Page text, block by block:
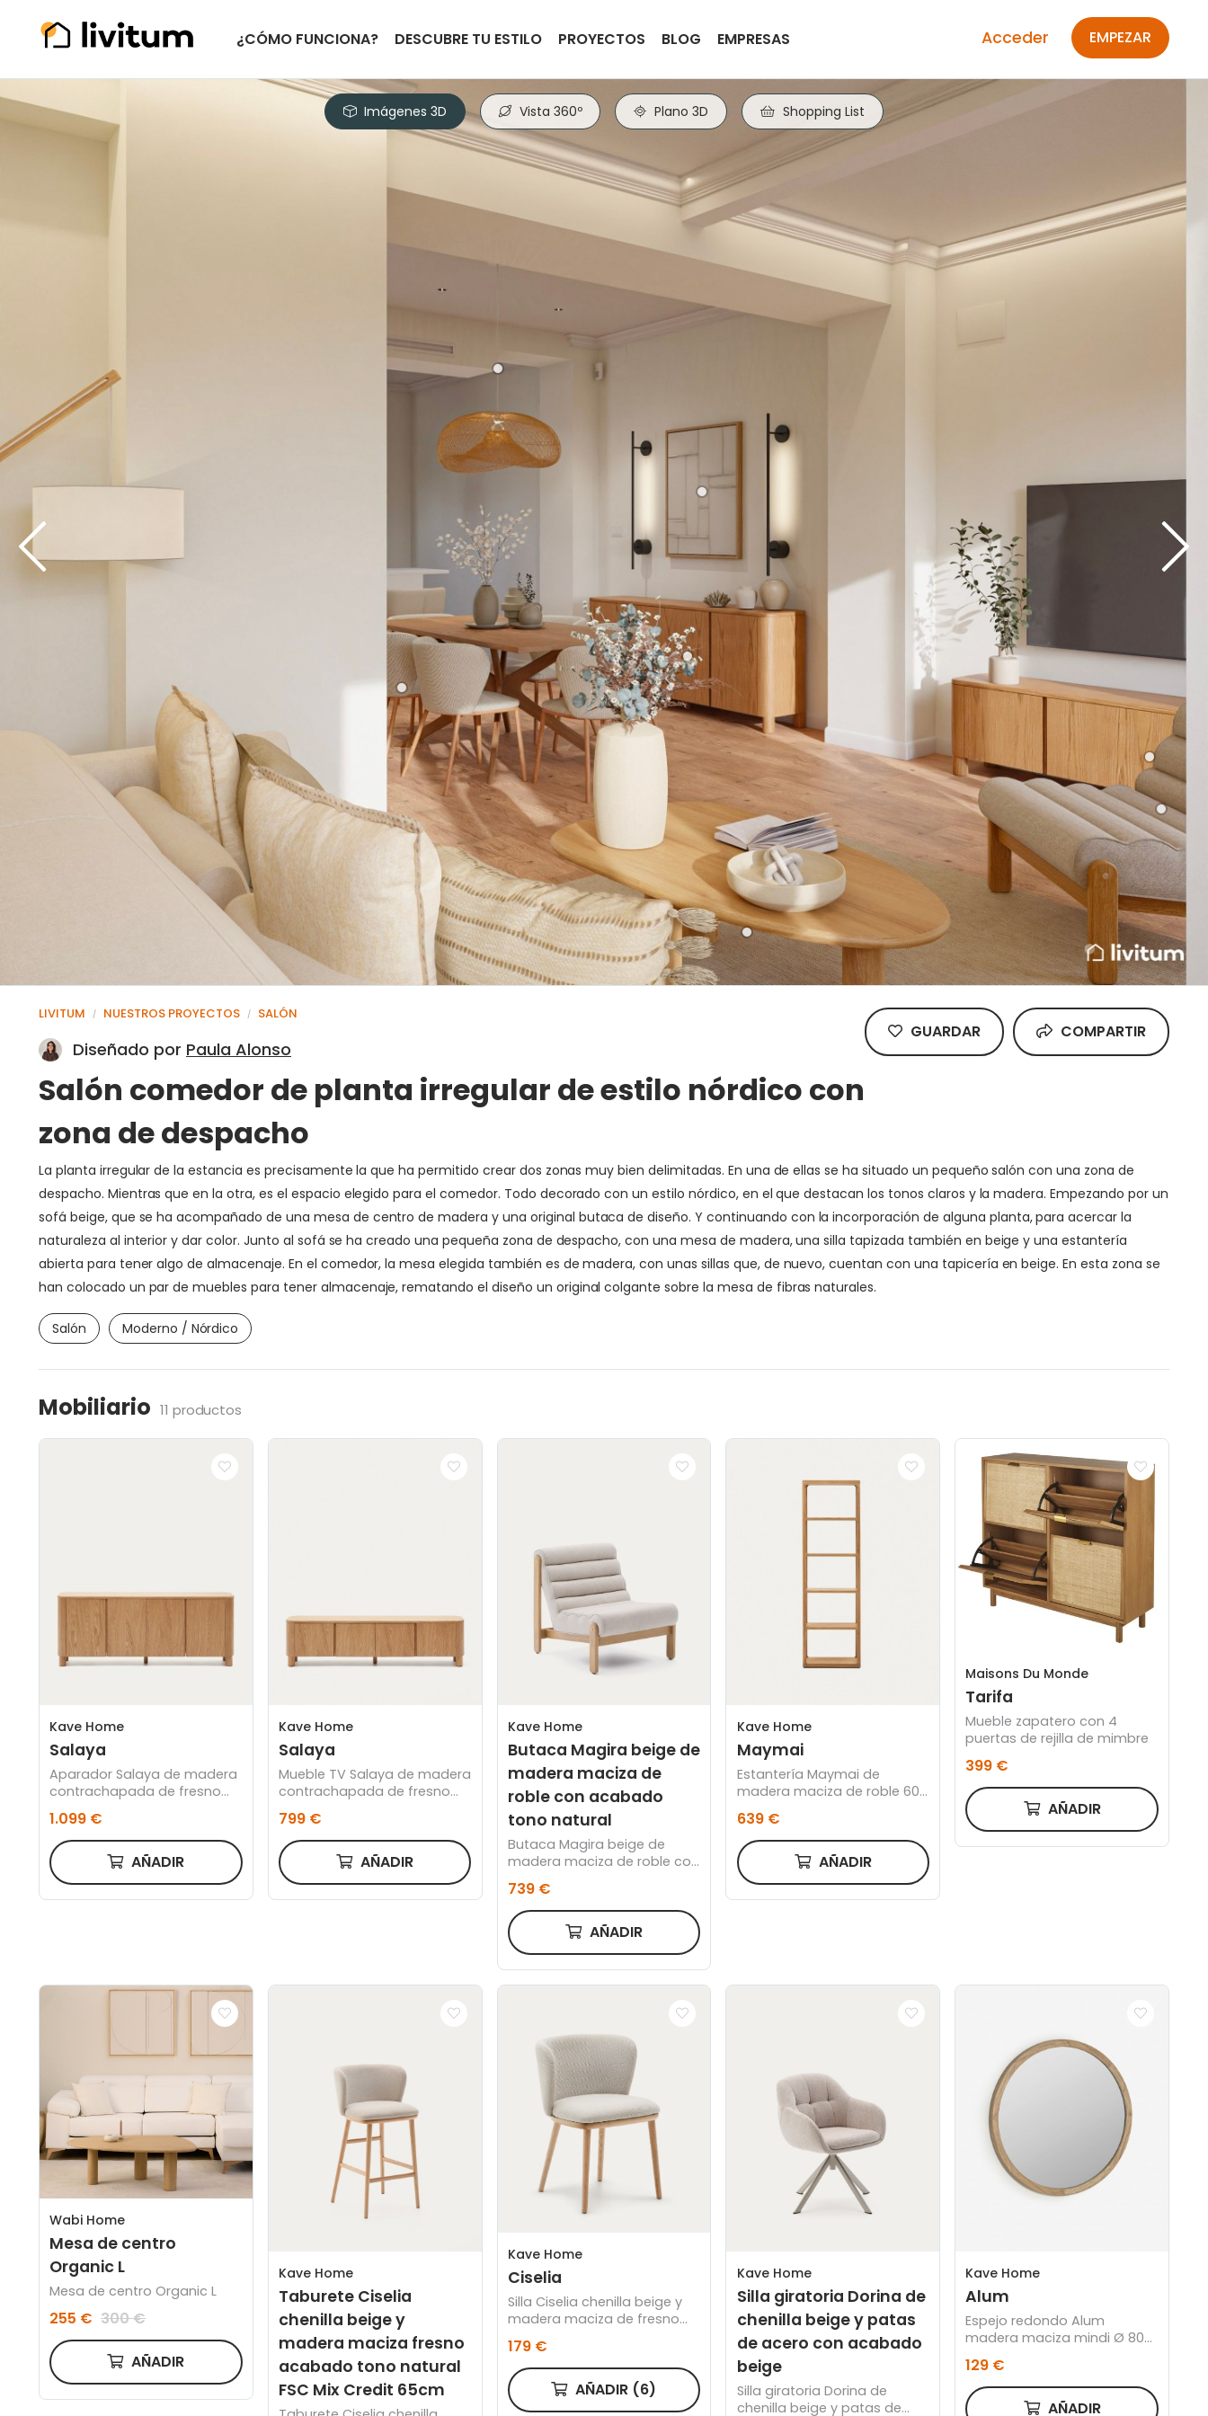
¿CÓMO FUNCIONA? DESCUBRE TU ESTILO PROYECTOS BLOG EMPRESAS EMPEZAR
Acceder
Imágenes 3D Vista 360º Plano 3D Shopping List
LIVITUM / NUESTROS PROYECTOS / SALÓN
Diseñado por Paula Alonso
Salón comedor de planta irregular de estilo nórdico con
zona de despacho
GUARDAR COMPARTIR
La planta irregular de la estancia es precisamente la que ha permitido crear dos zonas muy bien delimitadas. En una de ellas se ha situado un pequeño salón con una zona de
despacho. Mientras que en la otra, es el espacio elegido para el comedor. Todo decorado con un estilo nórdico, en el que destacan los tonos claros y la madera. Empezando por un
sofá beige, que se ha acompañado de una mesa de centro de madera y una original butaca de diseño. Y continuando con la incorporación de alguna planta, para acercar la
naturaleza al interior y dar color. Junto al sofá se ha creado una pequeña zona de despacho, con una mesa de madera, una silla tapizada también en beige y una estantería
abierta para tener algo de almacenaje. En el comedor, la mesa elegida también es de madera, con unas sillas que, de nuevo, cuentan con una tapicería en beige. En esta zona se
han colocado un par de muebles para tener almacenaje, rematando el diseño un original colgante sobre la mesa de fibras naturales.
Salón Moderno / Nórdico
Mobiliario 11 productos
Kave Home
Salaya
Aparador Salaya de madera
contrachapada de fresno
1.099 €
AÑADIR
Kave Home
Salaya
Mueble TV Salaya de madera
contrachapada de fresno
799 €
AÑADIR
Kave Home
Butaca Magira beige de
madera maciza de
roble con acabado
tono natural
Butaca Magira beige de
madera maciza de roble con
739 €
AÑADIR
Kave Home
Maymai
Estantería Maymai de
madera maciza de roble 60 x
639 €
AÑADIR
Maisons Du Monde
Tarifa
Mueble zapatero con 4
puertas de rejilla de mimbre
399 €
AÑADIR
Wabi Home
Mesa de centro
Organic L
Mesa de centro Organic L
255 € 300 €
AÑADIR
Kave Home
Taburete Ciselia
chenilla beige y
madera maciza fresno
acabado tono natural
FSC Mix Credit 65cm
Kave Home
Ciselia
Silla Ciselia chenilla beige y
madera maciza de fresno
acabado tono natural
179 €
AÑADIR (6)
Kave Home
Silla giratoria Dorina de
chenilla beige y patas
de acero con acabado
beige
Silla giratoria Dorina de
chenilla beige y patas de
Kave Home
Alum
Espejo redondo Alum
madera maciza mindi Ø 80
129 €
AÑADIR